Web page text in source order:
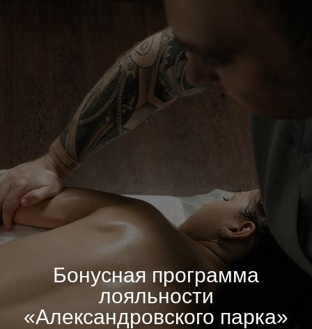
Бонусная программа
лояльности
«Александровского парка»